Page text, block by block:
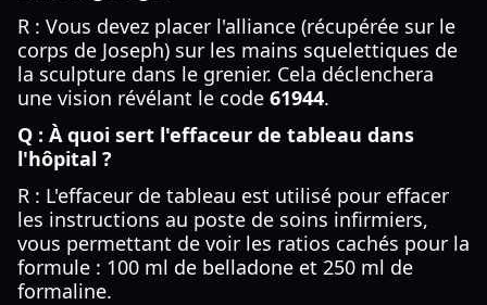
R : Vous devez placer l'alliance (récupérée sur le
corps de Joseph) sur les mains squelettiques de
la sculpture dans le grenier. Cela déclenchera
une vision révélant le code 61944.
Q : À quoi sert l'effaceur de tableau dans
l'hôpital ?
R : L'effaceur de tableau est utilisé pour effacer
les instructions au poste de soins infirmiers,
vous permettant de voir les ratios cachés pour la
formule : 100 ml de belladone et 250 ml de
formaline.